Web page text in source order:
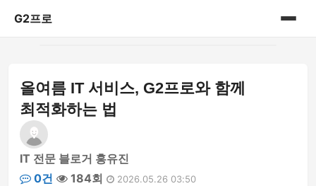
G2프로
IT리뷰
올여름 IT 서비스, G2프로와 함께
최적화하는 법
IT 전문 블로거 홍유진
0건
184회 2026.05.26 03:50